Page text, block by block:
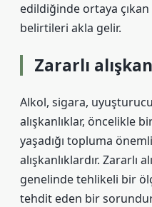
edildiğinde ortaya
belirtileri akla gelir.
Zararlı
Alkol, sigara,
alışkanlıklar, öncelikle
yaşadığı topluma
alışkanlıklardır. Zararlı
genelinde tehlikeli bir
tehdit eden bir